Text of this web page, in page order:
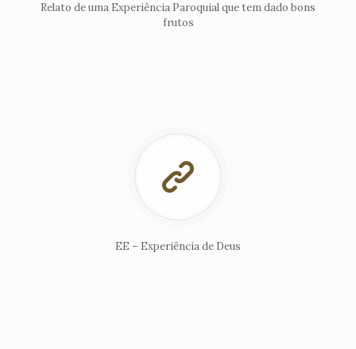
Relato de uma Experiência Paroquial que tem dado bons
frutos
EE – Experiência de Deus